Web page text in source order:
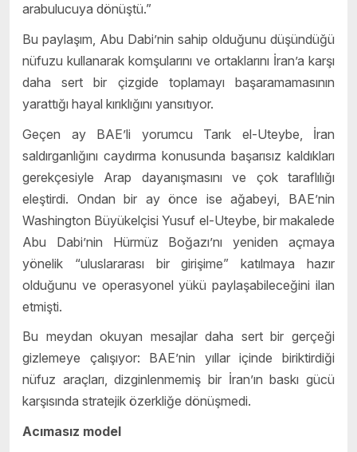
arabulucuya dönüştü.”
Bu paylaşım, Abu Dabi’nin sahip olduğunu düşündüğü
nüfuzu kullanarak komşularını ve ortaklarını İran’a karşı
daha sert bir çizgide toplamayı başaramamasının
yarattığı hayal kırıklığını yansıtıyor.
Geçen ay BAE’li yorumcu Tarık el-Uteybe, İran
saldırganlığını caydırma konusunda başarısız kaldıkları
gerekçesiyle Arap dayanışmasını ve çok taraflılığı
eleştirdi. Ondan bir ay önce ise ağabeyi, BAE’nin
Washington Büyükelçisi Yusuf el-Uteybe, bir makalede
Abu Dabi’nin Hürmüz Boğazı’nı yeniden açmaya
yönelik “uluslararası bir girişime” katılmaya hazır
olduğunu ve operasyonel yükü paylaşabileceğini ilan
etmişti.
Bu meydan okuyan mesajlar daha sert bir gerçeği
gizlemeye çalışıyor: BAE’nin yıllar içinde biriktirdiği
nüfuz araçları, dizginlenmemiş bir İran’ın baskı gücü
karşısında stratejik özerkliğe dönüşmedi.
Acımasız model